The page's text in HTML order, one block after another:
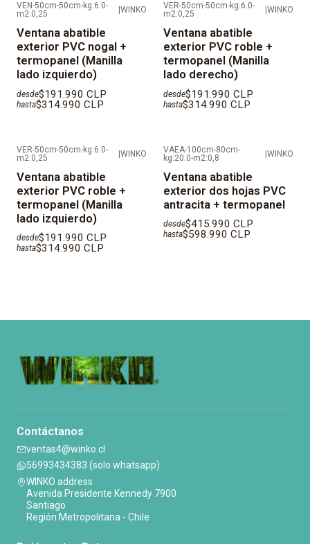
VEN-50cm-50cm-kg:6.0-
m2:0,25
WINKO
Ventana abatible
exterior PVC nogal +
termopanel (Manilla
lado izquierdo)
desde$191.990 CLP
hasta$314.990 CLP
VER-50cm-50cm-kg:6.0-
m2:0,25
WINKO
Ventana abatible
exterior PVC roble +
termopanel (Manilla
lado derecho)
desde$191.990 CLP
hasta$314.990 CLP
VER-50cm-50cm-kg:6.0-
m2:0,25
|WINKO
Ventana abatible
exterior PVC roble +
termopanel (Manilla
lado izquierdo)
desde$191.990 CLP
hasta$314.990 CLP
VAEA-100cm-80cm-
kg:20.0-m2:0,8
|WINKO
Ventana abatible
exterior dos hojas PVC
antracita + termopanel
desde$415.990 CLP
hasta$598.990 CLP
Contáctanos
ventas4@winko.cl
56993434383 (solo whatsapp)
WINKO address
Avenida Presidente Kennedy 7900
Santiago
Región Metropolitana - Chile